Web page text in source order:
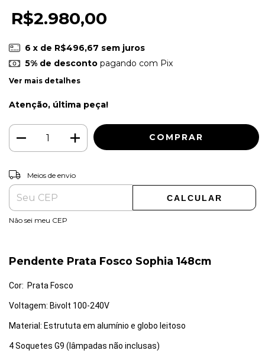
R$2.980,00
6 x de R$496,67 sem juros
5% de descontopagando com Pix
Ver mais detalhes
Atenção, última peça!
Entregas para o CEP:
Meios de envio
CALCULAR
Não sei meu CEP
Pendente Prata Fosco Sophia 148cm
Cor: Prata Fosco
Voltagem: Bivolt 100-240V
Material: Estrututa em alumínio e globo leitoso
4 Soquetes G9 (lâmpadas não inclusas)